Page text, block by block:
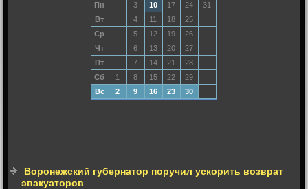
Пн 3 10 17 24
31
Вт
4 11 18
25
Ср
5 12 19
26
Чт
6 13 20
27
Пт
7 14 21
28
Сб
1 8 15 22
29
Вс
2 9 16 23 30
Воронежский губернатор поручил ускорить возврат
эвакуаторов